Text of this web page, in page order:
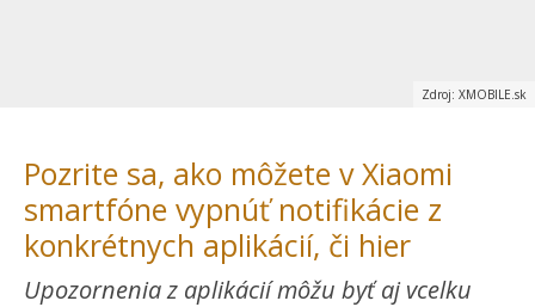
Zdroj: XMOBILE.sk
Pozrite sa, ako môžete v Xiaomi
smartfóne vypnúť notifikácie z
konkrétnych aplikácií, či hier
Upozornenia z aplikácií môžu byť aj vcelku